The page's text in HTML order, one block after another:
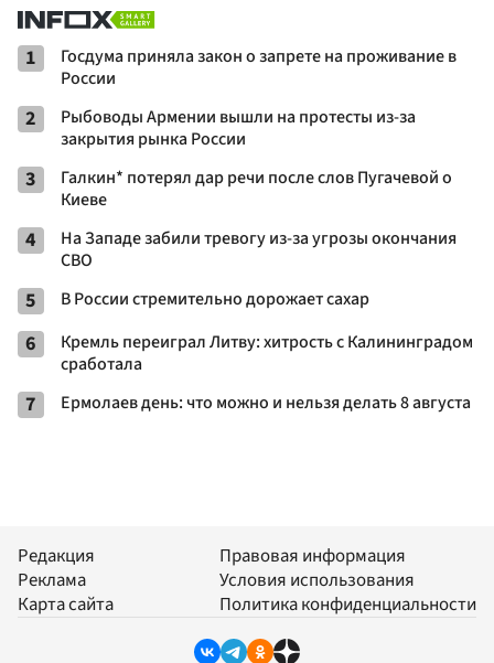
1
Госдума приняла закон о запрете на проживание в
России
2
Рыбоводы Армении вышли на протесты из-за
закрытия рынка России
3
Галкин* потерял дар речи после слов Пугачевой о
Киеве
4
На Западе забили тревогу из-за угрозы окончания
СВО
5 В России стремительно дорожает сахар
6
Кремль переиграл Литву: хитрость с Калининградом
сработала
7 Ермолаев день: что можно и нельзя делать 8 августа
Редакция
Реклама
Карта сайта
Правовая информация
Условия использования
Политика конфиденциальности